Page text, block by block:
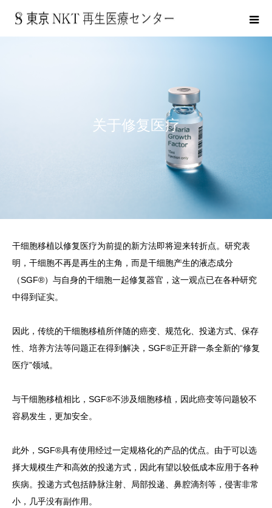
关于修复医疗
干细胞移植以修复医疗为前提的新方法即将迎来转折点。研究表
明，干细胞不再是再生的主角，而是干细胞产生的液态成分
（SGF®）与自身的干细胞一起修复器官，这一观点已在各种研究
中得到证实。
因此，传统的干细胞移植所伴随的癌变、规范化、投递方式、保存
性、培养方法等问题正在得到解决，SGF®正开辟一条全新的“修复
医疗”领域。
与干细胞移植相比，SGF®不涉及细胞移植，因此癌变等问题较不
容易发生，更加安全。
此外，SGF®具有使用经过一定规格化的产品的优点。由于可以选
择大规模生产和高效的投递方式，因此有望以较低成本应用于各种
疾病。投递方式包括静脉注射、局部投递、鼻腔滴剂等，侵害非常
小，几乎没有副作用。